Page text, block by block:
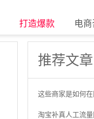
打造爆款 电
推荐文章